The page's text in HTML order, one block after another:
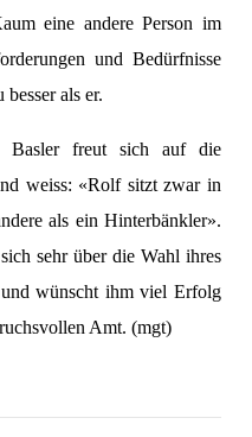
eine andere Person im
und Bedürfnisse
als er.
Basler freut sich auf die
weiss: «Rolf sitzt zwar in
als ein Hinterbänkler».
sehr über die Wahl ihres
wünscht ihm viel Erfolg
Amt. (mgt)